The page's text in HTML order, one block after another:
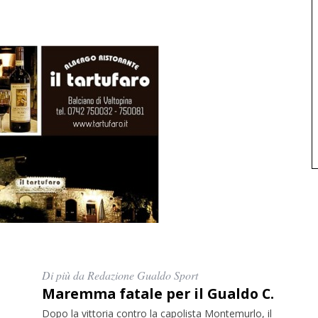
Di più da Redazione Gualdo Sport
Maremma fatale per il Gualdo C.
Dopo la vittoria contro la capolista Montemurlo, il